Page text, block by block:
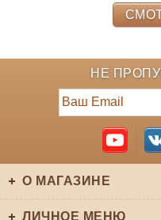
НЕ
О МАГАЗИНЕ
ЛИЧНОЕ МЕНЮ